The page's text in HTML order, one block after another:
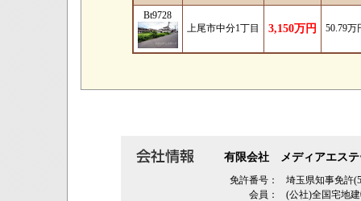
Bt9728
上尾市中分1丁目
3,150万円 50.79万
有限会社 メディアエステ
免許番号：
埼玉県知事免許
会員：
(公社)全国宅地